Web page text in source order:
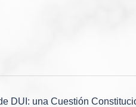
DUI: una Cuestión